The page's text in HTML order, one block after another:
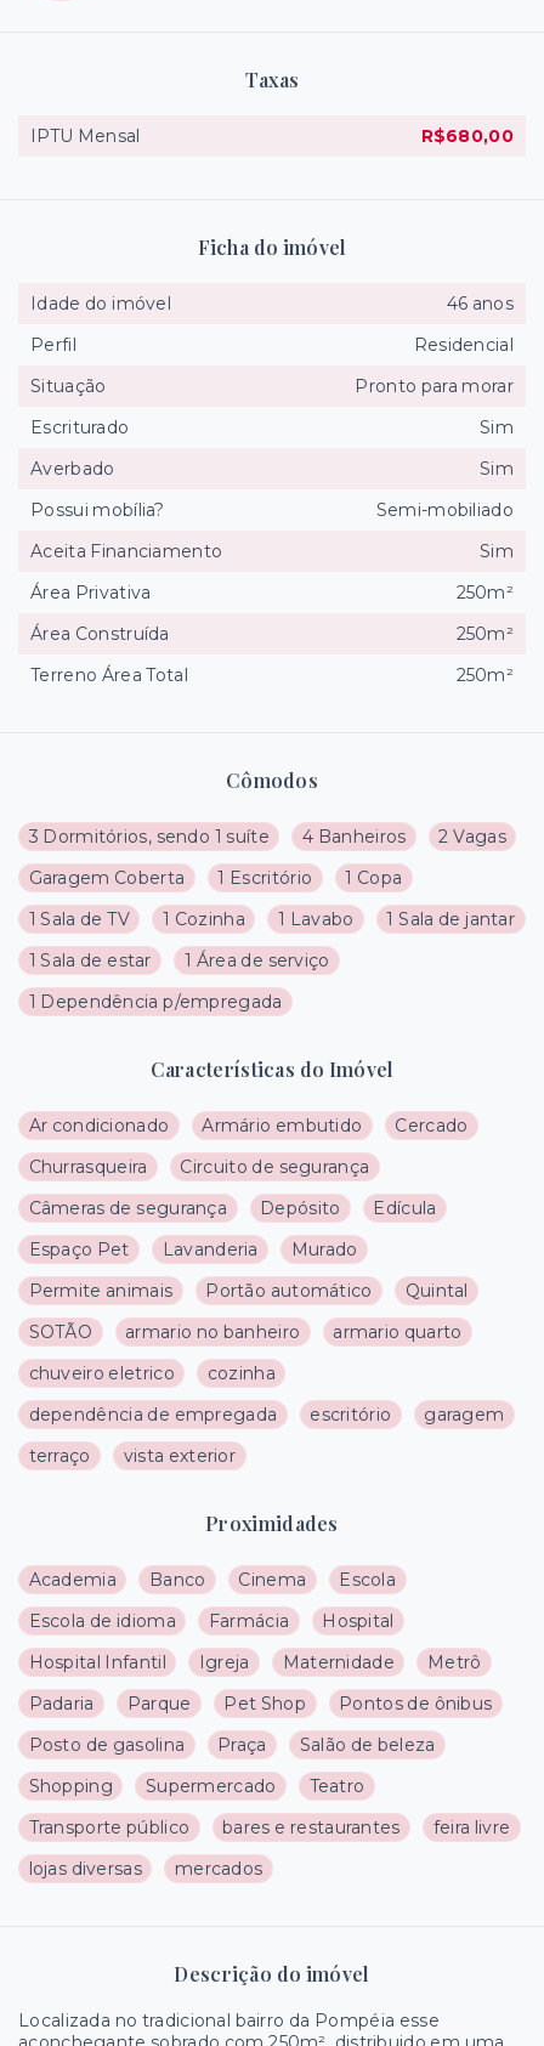
Cômodos
3 Dormitórios, sendo 1 suíte 4 Banheiros
2 Vagas
Garagem Coberta
1 Escritório
1 Copa
1 Sala de TV
1 Cozinha 1 Lavabo
1 Sala de jantar
1 Sala de estar
1 Área de serviço
1 Dependência p/empregada
Características do Imóvel
Ar condicionado Armário embutido
Cercado
Churrasqueira
Circuito de segurança
Câmeras de segurança
Depósito
Edícula
Espaço Pet
Lavanderia
Murado
Permite animais
Portão automático
Quintal
SOTÃO
armario no banheiro
armario quarto
chuveiro eletrico
cozinha
dependência de empregada
escritório
garagem
terraço
vista exterior
Proximidades
Academia Banco Cinema
Escola
Escola de idioma
Farmácia
Hospital
Hospital Infantil
Igreja Maternidade
Metrô
Padaria
Parque Pet Shop
Pontos de ônibus
Posto de gasolina
Praça
Salão de beleza
Shopping
Supermercado
Teatro
Transporte público
bares e restaurantes
feira livre
lojas diversas
mercados
Descrição do imóvel
Localizada no tradicional bairro da Pompéia esse
Taxas
IPTU Mensal R$680,00
Ficha do imóvel
Idade do imóvel
46 anos
Perfil
Residencial
Situação
Pronto para morar
Escriturado
Sim
Averbado
Sim
Possui mobília?
Semi-mobiliado
Aceita Financiamento
Sim
Área Privativa
250m²
Área Construída
250m²
Terreno Área Total
250m²